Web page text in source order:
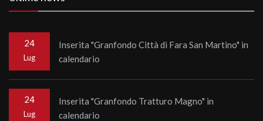
24
Lug
Inserita "Granfondo Città di Fara San Martino" in
calendario
24
Lug
Inserita "Granfondo Tratturo Magno" in
calendario